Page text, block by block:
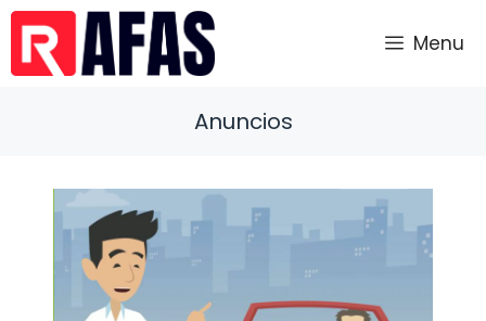
Saltar
contenido
Menu
Anuncios